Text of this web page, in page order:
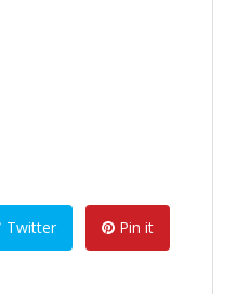
Twitter Pin it